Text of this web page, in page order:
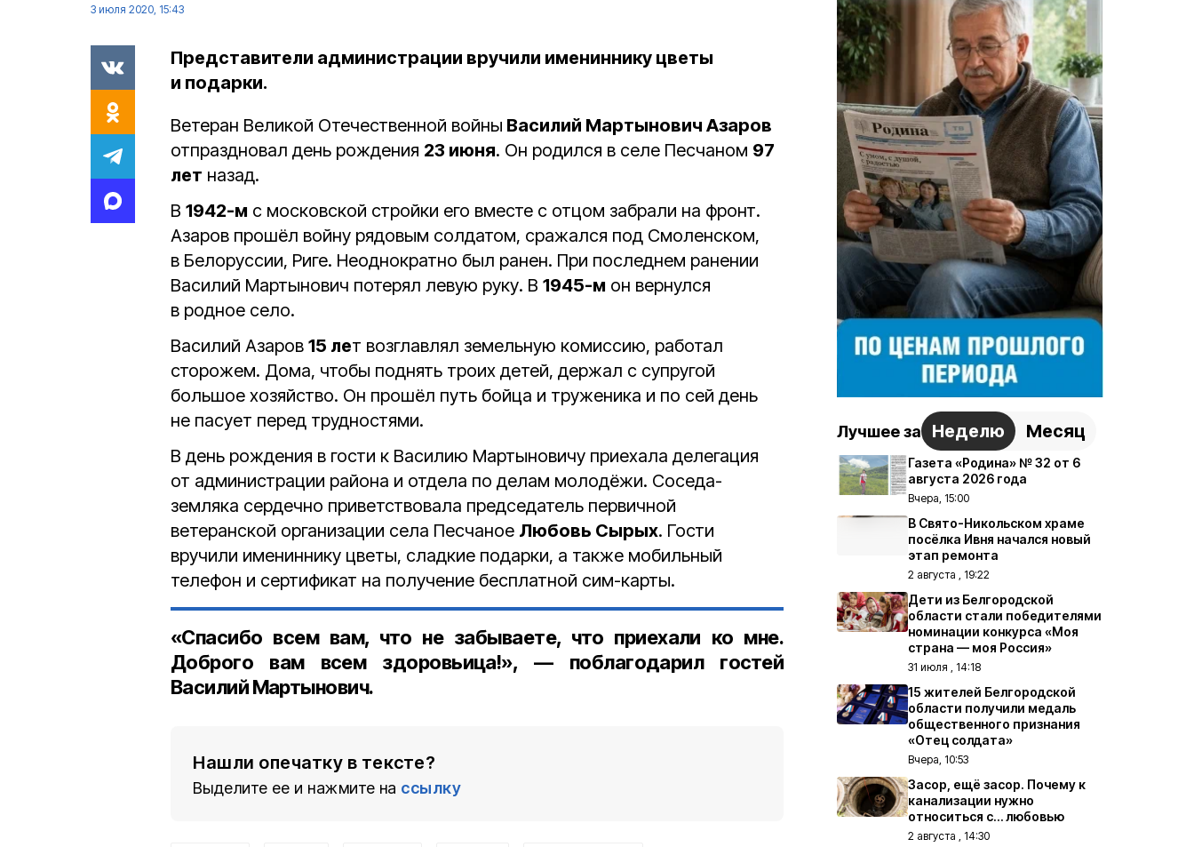
3 июля 2020, 15:43
Представители администрации вручили имениннику цветы
и подарки.
Ветеран Великой Отечественной войны Василий Мартынович Азаров
отпраздновал день рождения 23 июня. Он родился в селе Песчаном 97
лет назад.
В 1942-м с московской стройки его вместе с отцом забрали на фронт.
Азаров прошёл войну рядовым солдатом, сражался под Смоленском,
в Белоруссии, Риге. Неоднократно был ранен. При последнем ранении
Василий Мартынович потерял левую руку. В 1945-м он вернулся
в родное село.
Василий Азаров 15 лет возглавлял земельную комиссию, работал
сторожем. Дома, чтобы поднять троих детей, держал с супругой
большое хозяйство. Он прошёл путь бойца и труженика и по сей день
не пасует перед трудностями.
В день рождения в гости к Василию Мартыновичу приехала делегация
от администрации района и отдела по делам молодёжи. Соседа-
земляка сердечно приветствовала председатель первичной
ветеранской организации села Песчаное Любовь Сырых. Гости
вручили имениннику цветы, сладкие подарки, а также мобильный
телефон и сертификат на получение бесплатной сим-карты.
«Спасибо всем вам, что не забываете, что приехали ко мне.
Доброго вам всем здоровьица!», — поблагодарил гостей
Василий Мартынович.
Нашли опечатку в тексте?
Выделите ее и нажмите на ссылку
Лучшее за Неделю Месяц
Газета «Родина» № 32 от 6
августа 2026 года
Вчера, 15:00
В Свято-Никольском храме
посёлка Ивня начался новый
этап ремонта
2 августа , 19:22
Дети из Белгородской
области стали победителями
номинации конкурса «Моя
страна — моя Россия»
31 июля , 14:18
15 жителей Белгородской
области получили медаль
общественного признания
«Отец солдата»
Вчера, 10:53
Засор, ещё засор. Почему к
канализации нужно
относиться с… любовью
2 августа , 14:30